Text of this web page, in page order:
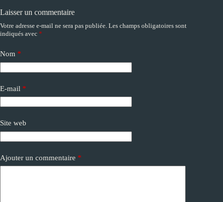
Laisser un commentaire
Votre adresse e-mail ne sera pas publiée. Les champs obligatoires sont
indiqués avec *
Nom *
E-mail *
Site web
Ajouter un commentaire *
A
l
e
r
n
t
i
v
: